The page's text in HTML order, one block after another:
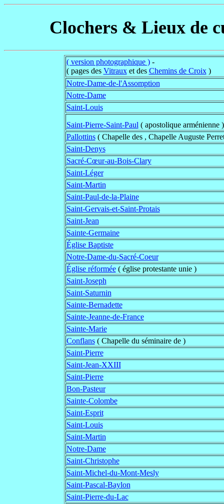
Clochers & Lieux de
( version photographique )-
( pages des Vitrauxet des Chemins de Croix)
Notre-Dame-de-l'Assomption
Notre-Dame
Saint-Louis
Saint-Pierre-Saint-Paul ( apostolique arménienne
Pallottins( Chapelle des , Chapelle Auguste
Saint-Denys
Sacré-Cœur-au-Bois-Clary
Saint-Léger
Saint-Martin
Saint-Paul-de-la-Plaine
Saint-Gervais-et-Saint-Protais
Saint-Jean
Sainte-Germaine
Église Baptiste
Notre-Dame-du-Sacré-Coeur
Église réformée( église protestante unie )
Saint-Joseph
Saint-Saturnin
Sainte-Bernadette
Sainte-Jeanne-de-France
Sainte-Marie
Conflans( Chapelle du séminaire de )
Saint-Pierre
Saint-Jean-XXIII
Saint-Pierre
Bon-Pasteur
Sainte-Colombe
Saint-Esprit
Saint-Louis
Saint-Martin
Notre-Dame
Saint-Christophe
Saint-Michel-du-Mont-Mesly
Saint-Pascal-Baylon
Saint-Pierre-du-Lac